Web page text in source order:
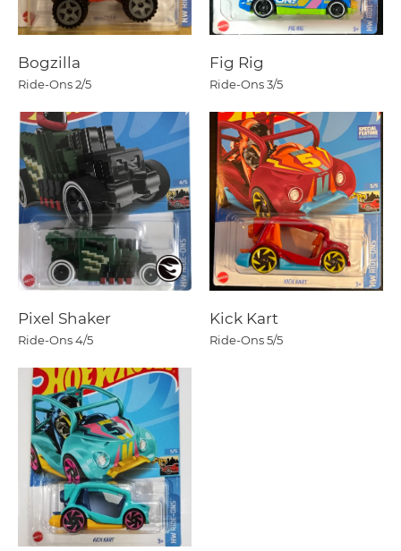
Bogzilla
Ride-Ons2/5
Fig Rig
Ride-Ons3/5
Pixel Shaker
Ride-Ons4/5
Kick Kart
Ride-Ons5/5